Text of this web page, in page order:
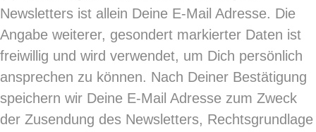
Newsletters ist allein Deine E-Mail Adresse. Die
Angabe weiterer, gesondert markierter Daten ist
freiwillig und wird verwendet, um Dich persönlich
ansprechen zu können. Nach Deiner Bestätigung
speichern wir Deine E-Mail Adresse zum Zweck
der Zusendung des Newsletters, Rechtsgrundlage